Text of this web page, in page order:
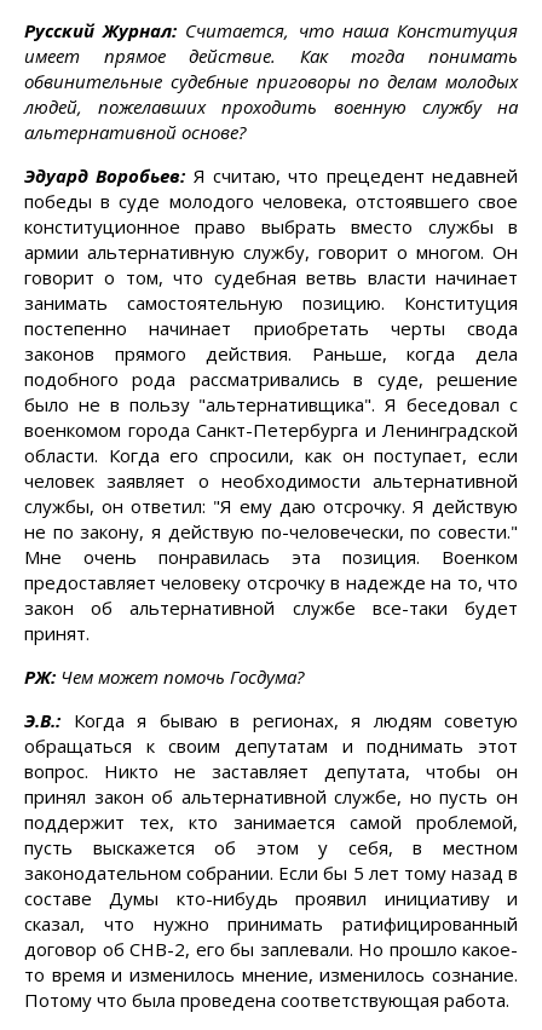
Русский Журнал: Считается, что наша Конституция
имеет прямое действие. Как тогда понимать
обвинительные судебные приговоры по делам молодых
людей, пожелавших проходить военную службу на
альтернативной основе?
Эдуард Воробьев: Я считаю, что прецедент недавней
победы в суде молодого человека, отстоявшего свое
конституционное право выбрать вместо службы в
армии альтернативную службу, говорит о многом. Он
говорит о том, что судебная ветвь власти начинает
занимать самостоятельную позицию. Конституция
постепенно начинает приобретать черты свода
законов прямого действия. Раньше, когда дела
подобного рода рассматривались в суде, решение
было не в пользу "альтернативщика". Я беседовал с
военкомом города Санкт-Петербурга и Ленинградской
области. Когда его спросили, как он поступает, если
человек заявляет о необходимости альтернативной
службы, он ответил: "Я ему даю отсрочку. Я действую
не по закону, я действую по-человечески, по совести."
Мне очень понравилась эта позиция. Военком
предоставляет человеку отсрочку в надежде на то, что
закон об альтернативной службе все-таки будет
принят.
РЖ: Чем может помочь Госдума?
Э.В.: Когда я бываю в регионах, я людям советую
обращаться к своим депутатам и поднимать этот
вопрос. Никто не заставляет депутата, чтобы он
принял закон об альтернативной службе, но пусть он
поддержит тех, кто занимается самой проблемой,
пусть выскажется об этом у себя, в местном
законодательном собрании. Если бы 5 лет тому назад в
составе Думы кто-нибудь проявил инициативу и
сказал, что нужно принимать ратифицированный
договор об СНВ-2, его бы заплевали. Но прошло какое-
то время и изменилось мнение, изменилось сознание.
Потому что была проведена соответствующая работа.